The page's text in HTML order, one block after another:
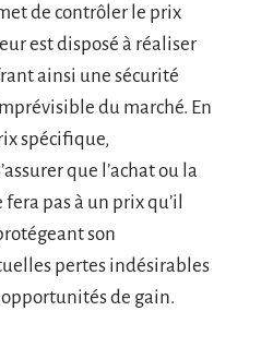
de contrôler le prix
est disposé à réaliser
ainsi une sécurité
du marché. En
spécifique,
que l’achat ou la
pas à un prix qu’il
son
pertes indésirables
de gain.